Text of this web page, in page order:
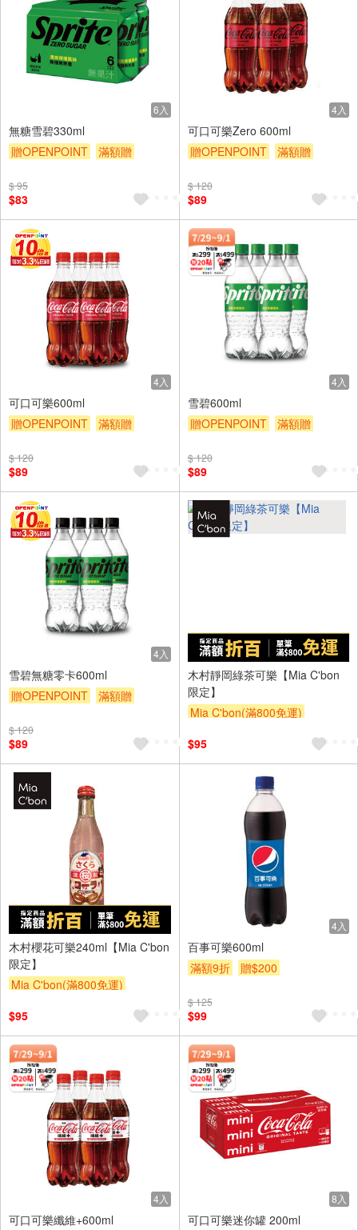
6入
無糖雪碧330ml
贈OPENPOINT
滿額贈
$ 95
$83
4入
可口可樂Zero 600ml
贈OPENPOINT
滿額贈
$ 120
$89
4入
可口可樂600ml
贈OPENPOINT
滿額贈
$ 120
$89
4入
雪碧600ml
贈OPENPOINT
滿額贈
$ 120
$89
4入
雪碧無糖零卡600ml
贈OPENPOINT
滿額贈
$ 120
$89
木村靜岡綠茶可樂【Mia C'bon
限定】
Mia C'bon(滿800免運)
$95
木村櫻花可樂240ml【Mia C'bon
限定】
Mia C'bon(滿800免運)
$95
4入
百事可樂600ml
滿額9折
贈$200
$ 125
$99
4入
可口可樂纖維+600ml
8入
可口可樂迷你罐 200ml